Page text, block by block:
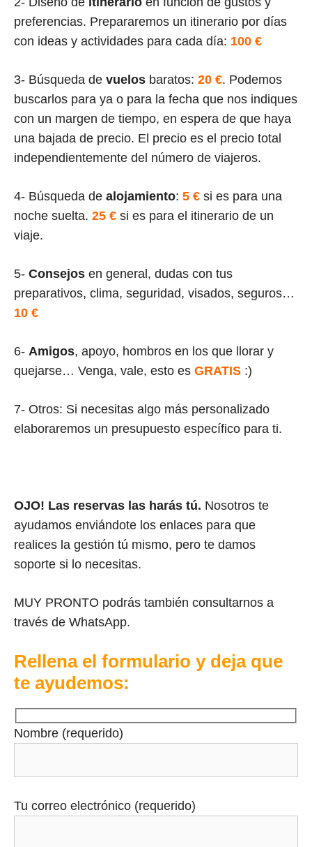
preferencias. Prepararemos un itinerario por días
con ideas y actividades para cada día: 100 €
3- Búsqueda de vuelos baratos: 20 €. Podemos
buscarlos para ya o para la fecha que nos indiques
con un margen de tiempo, en espera de que haya
una bajada de precio. El precio es el precio total
independientemente del número de viajeros.
4- Búsqueda de alojamiento: 5 € si es para una
noche suelta. 25 € si es para el itinerario de un
viaje.
5- Consejos en general, dudas con tus
preparativos, clima, seguridad, visados, seguros…
10 €
6- Amigos, apoyo, hombros en los que llorar y
quejarse… Venga, vale, esto es GRATIS :)
7- Otros: Si necesitas algo más personalizado
elaboraremos un presupuesto específico para ti.
OJO! Las reservas las harás tú. Nosotros te
ayudamos enviándote los enlaces para que
realices la gestión tú mismo, pero te damos
soporte si lo necesitas.
MUY PRONTO podrás también consultarnos a
través de WhatsApp.
Rellena el formulario y deja que
te ayudemos:
Nombre (requerido)
Tu correo electrónico (requerido)